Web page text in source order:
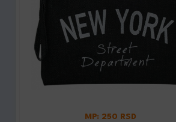
MP: 250 RSD